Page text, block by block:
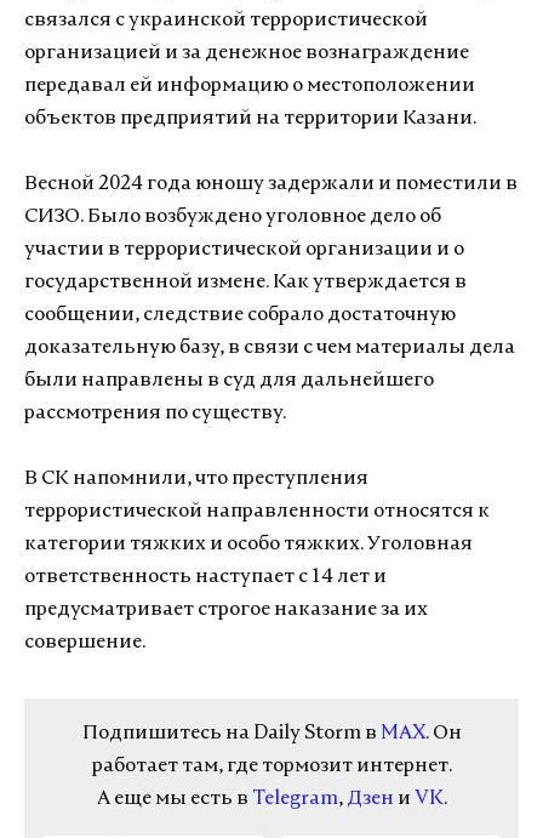
связался с украинской террористической
организацией и за денежное вознаграждение
передавал ей информацию о местоположении
объектов предприятий на территории Казани.
Весной 2024 года юношу задержали и поместили в
СИЗО. Было возбуждено уголовное дело об
участии в террористической организации и о
государственной измене. Как утверждается в
сообщении, следствие собрало достаточную
доказательную базу, в связи с чем материалы дела
были направлены в суд для дальнейшего
рассмотрения по существу.
В СК напомнили, что преступления
террористической направленности относятся к
категории тяжких и особо тяжких. Уголовная
ответственность наступает с 14 лет и
предусматривает строгое наказание за их
совершение.
Подпишитесь на Daily Storm в MAX. Он
работает там, где тормозит интернет.
А еще мы есть в Telegram, Дзен и VK.